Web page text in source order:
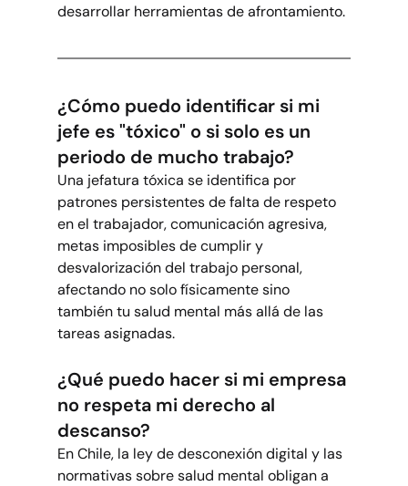
desarrollar herramientas de afrontamiento.
¿Cómo puedo identificar si mi
jefe es "tóxico" o si solo es un
periodo de mucho trabajo?
Una jefatura tóxica se identifica por
patrones persistentes de falta de respeto
en el trabajador, comunicación agresiva,
metas imposibles de cumplir y
desvalorización del trabajo personal,
afectando no solo físicamente sino
también tu salud mental más allá de las
tareas asignadas.
¿Qué puedo hacer si mi empresa
no respeta mi derecho al
descanso?
En Chile, la ley de desconexión digital y las
normativas sobre salud mental obligan a